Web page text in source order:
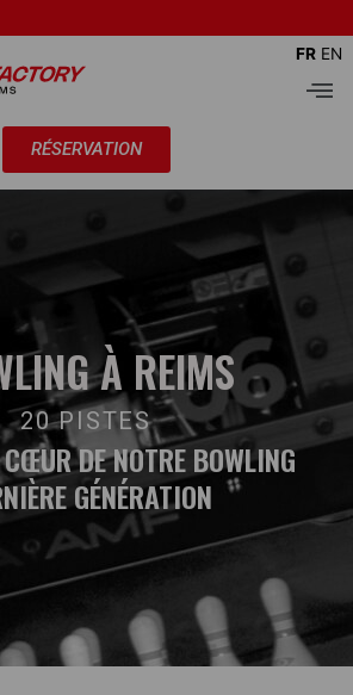
RÉSERVATION
FR EN
À REIMS
20 PISTES
DE NOTRE BOWLING
GÉNÉRATION